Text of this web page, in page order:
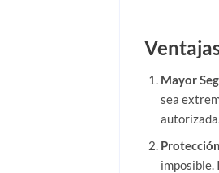
Mayor
sea
imposible.